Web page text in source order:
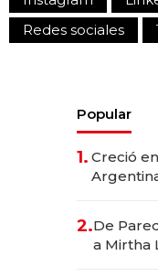
Redes sociales
Popular
1. Creció
las
2.De
a Mirtha